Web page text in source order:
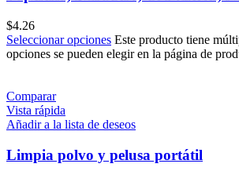
$4.26
Seleccionar opciones Este producto tiene
opciones se pueden elegir en la página de
Comparar
Vista rápida
Añadir a la lista de deseos
Limpia polvo y pelusa portátil